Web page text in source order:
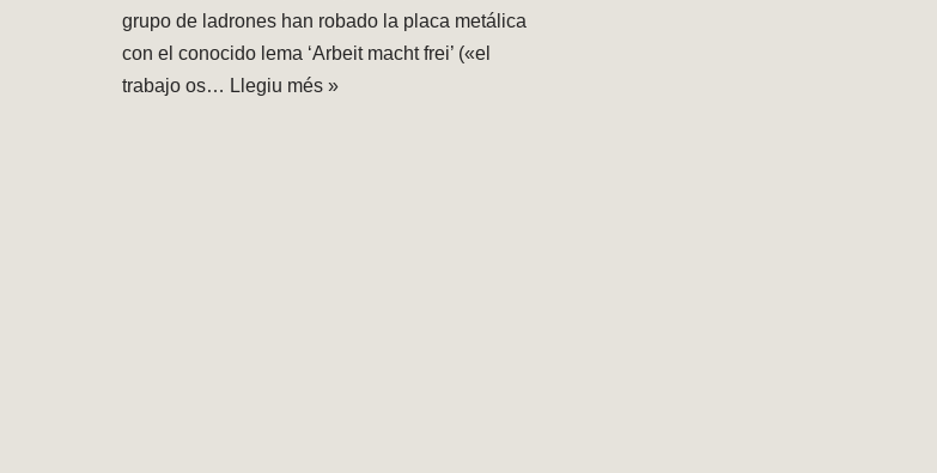
grupo de ladrones han robado la placa metálica
con el conocido lema ‘Arbeit macht frei’ («el
trabajo os… Llegiu més »